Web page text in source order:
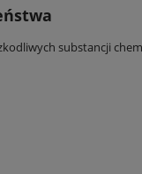
substancji